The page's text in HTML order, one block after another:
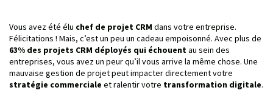
Vous avez été élu chef de projet CRM dans votre entreprise.
Félicitations ! Mais, c’est un peu un cadeau empoisonné. Avec plus de
63% des projets CRM déployés qui échouentau sein des
entreprises, vous avez un peur qu’il vous arrive la même chose. Une
mauvaise gestion de projet peut impacter directement votre
stratégie commerciale et ralentir votre transformation digitale.